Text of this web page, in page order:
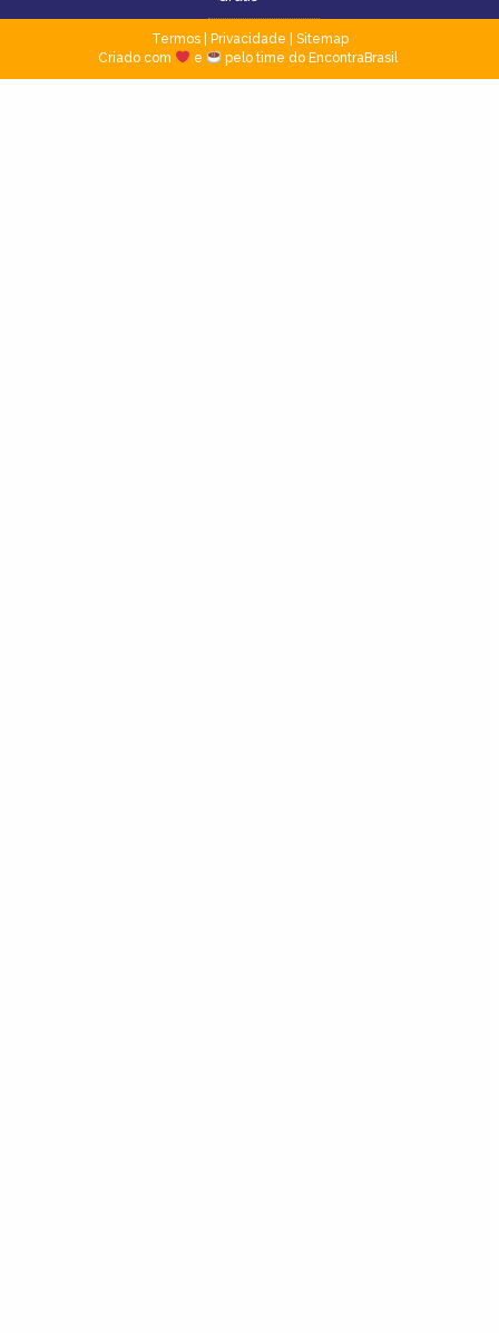
Termos| Privacidade
Sitemap
Criado com
e pelo time do EncontraBrasil